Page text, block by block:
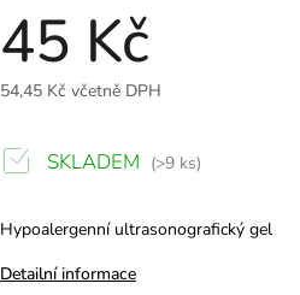
45 Kč
54,45 Kč včetně DPH
Hypoalergenní ultrasonografický gel
Detailní informace
SKLADEM (>9 ks)